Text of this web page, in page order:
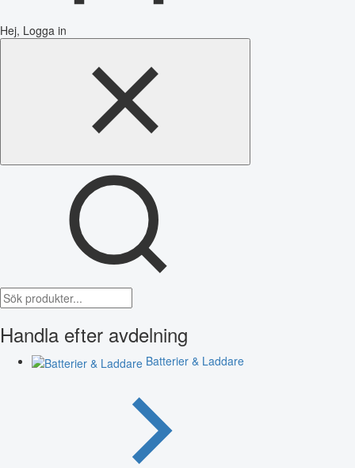
Hej, Logga in
Handla efter avdelning
Batterier & Laddare